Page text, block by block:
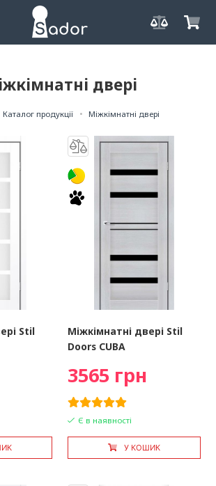
двері
Каталог продукції Міжкімнатні двері
Stil
Міжкімнатні двері Stil
Doors CUBA
3565 грн
Є в наявності
У КОШИК